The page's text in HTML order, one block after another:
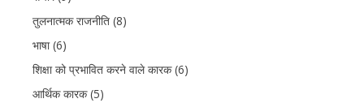
तुलनात्मक राजनीति (8)
भाषा (6)
शिक्षा को प्रभावित करने वाले कारक (6)
आर्थिक कारक (5)